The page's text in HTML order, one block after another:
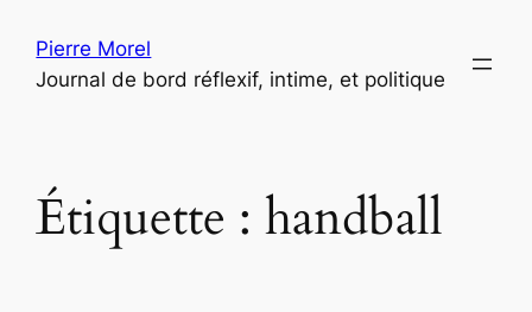
contenu
Pierre Morel
Journal de bord réflexif, intime, et politique
Étiquette :handball